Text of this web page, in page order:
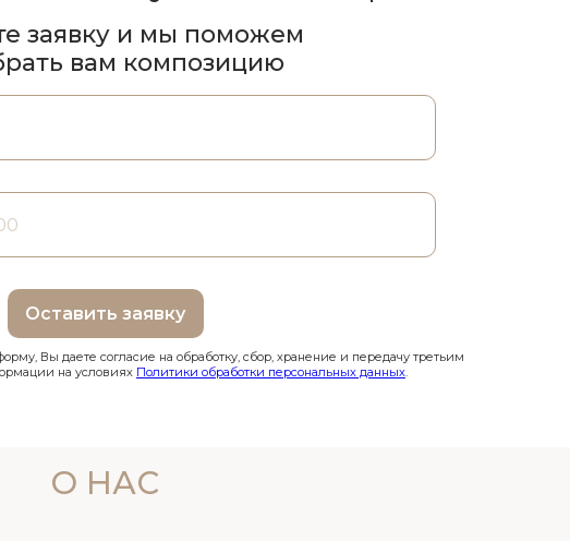
Оставить заявку
заявку и мы поможем
вам композицию
Вы даете согласие на обработку, сбор, хранение и передачу третьим
на условиях Политики обработки персональных данных.
О НАС